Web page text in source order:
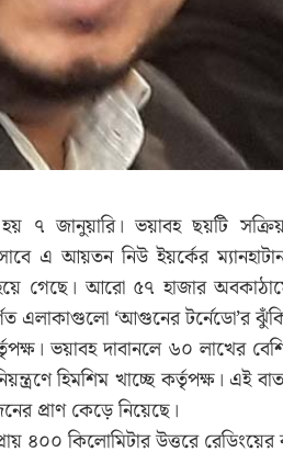
৭ জানুয়ারি। ভয়াবহ ছয়টি
এ আয়তন নিউ ইয়র্কের
গেছে। আরো ৫৭ হাজার
এলাকাগুলো ‘আগুনের টর্নেডো’র
ভয়াবহ দাবানলে ৬০ লাখের
হিমশিম খাচ্ছে কর্তৃপক্ষ। এই
প্রাণ কেড়ে নিয়েছে।
৪০০ কিলোমিটার উত্তরে